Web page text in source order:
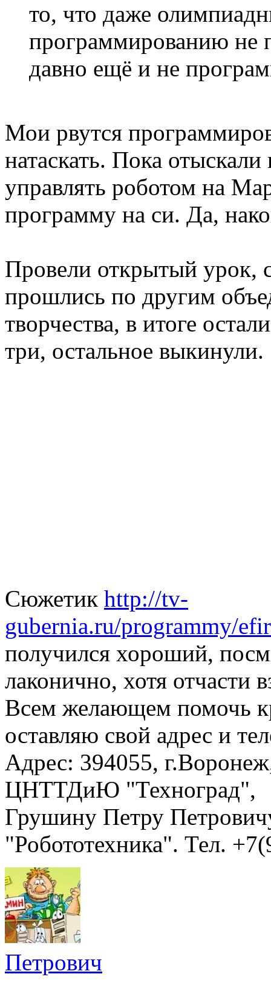
то, что даже
программированию не
давно ещё и не
Мои рвутся
натаскать. Пока
управлять роботом на
программу на си. Да,
Провели открытый урок,
прошлись по другим
творчества, в итоге
три, остальное выкинули.
Сюжетик http://tv-
gubernia.ru/programmy/
получился хороший,
лаконично, хотя отчасти
Всем желающем помочь
оставляю свой адрес и
Адрес: 394055,
ЦНТТДиЮ "Техноград",
Грушину Петру
"Робототехника". Тел.
Петрович